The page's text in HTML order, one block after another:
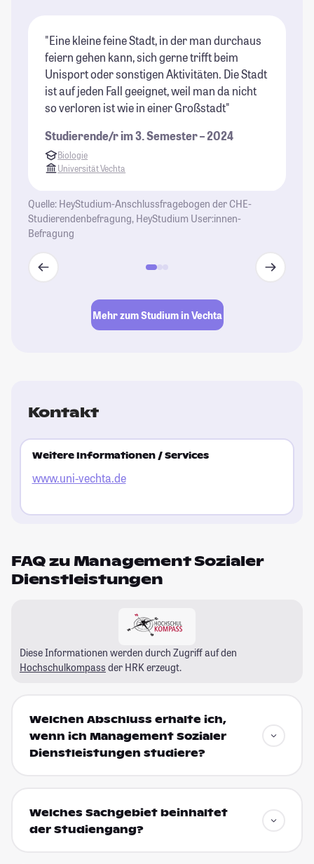
"Eine kleine feine Stadt, in der man durchaus
feiern gehen kann, sich gerne trifft beim
Unisport oder sonstigen Aktivitäten. Die Stadt
ist auf jeden Fall geeignet, weil man da nicht
so verloren ist wie in einer Großstadt"
Studierende/r im 3. Semester – 2024
Biologie
Universität Vechta
Quelle: HeyStudium-Anschlussfragebogen der CHE-
Studierendenbefragung, HeyStudium User:innen-
Befragung
Mehr zum Studium in Vechta
Kontakt
Weitere Informationen / Services
www.uni-vechta.de
FAQ zu Management Sozialer
Dienstleistungen
Diese Informationen werden durch Zugriff auf den
Hochschulkompass der HRK erzeugt.
Welchen Abschluss erhalte ich,
wenn ich Management Sozialer
Dienstleistungen studiere?
Welches Sachgebiet beinhaltet
der Studiengang?